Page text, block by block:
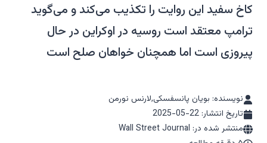
کاخ سفید این روایت را تکذیب می‌کند و می‌گوید
ترامپ معتقد است روسیه در اوکراین در حال
پیروزی است اما همچنان خواهان صلح است
نویسنده: بویان پانسفسکی,لارنس نورمن
تاریخ انتشار: 2025-05-22
منتشر شده در: Wall Street Journal